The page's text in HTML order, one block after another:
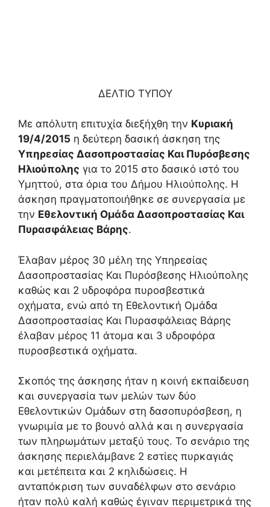
ΔΕΛΤΙΟ ΤΥΠΟΥ
Με απόλυτη επιτυχία διεξήχθη την Κυριακή
19/4/2015 η δεύτερη δασική άσκηση της
Υπηρεσίας Δασοπροστασίας Και Πυρόσβεσης
Ηλιούπολης για το 2015 στο δασικό ιστό του
Υμηττού, στα όρια του Δήμου Ηλιούπολης. Η
άσκηση πραγματοποιήθηκε σε συνεργασία με
την Εθελοντική Ομάδα Δασοπροστασίας Και
Πυρασφάλειας Βάρης.
Έλαβαν μέρος 30 μέλη της Υπηρεσίας
Δασοπροστασίας Και Πυρόσβεσης Ηλιούπολης
καθώς και 2 υδροφόρα πυροσβεστικά
οχήματα, ενώ από τη Εθελοντική Ομάδα
Δασοπροστασίας Και Πυρασφάλειας Βάρης
έλαβαν μέρος 11 άτομα και 3 υδροφόρα
πυροσβεστικά οχήματα.
Σκοπός της άσκησης ήταν η κοινή εκπαίδευση
και συνεργασία των μελών των δύο
Εθελοντικών Ομάδων στη δασοπυρόσβεση, η
γνωριμία με το βουνό αλλά και η συνεργασία
των πληρωμάτων μεταξύ τους. Το σενάριο της
άσκησης περιελάμβανε 2 εστίες πυρκαγιάς
και μετέπειτα και 2 κηλιδώσεις. Η
ανταπόκριση των συναδέλφων στο σενάριο
ήταν πολύ καλή καθώς έγιναν περιμετρικά της